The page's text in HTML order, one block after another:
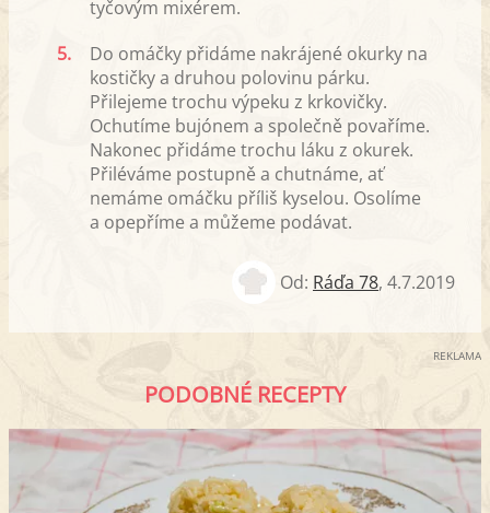
tyčovým mixérem.
5.
Do omáčky přidáme nakrájené okurky na
kostičky a druhou polovinu párku.
Přilejeme trochu výpeku z krkovičky.
Ochutíme bujónem a společně povaříme.
Nakonec přidáme trochu láku z okurek.
Přiléváme postupně a chutnáme, ať
nemáme omáčku příliš kyselou. Osolíme
a opepříme a můžeme podávat.
Od: Ráďa 78, 4.7.2019
REKLAMA
PODOBNÉ RECEPTY